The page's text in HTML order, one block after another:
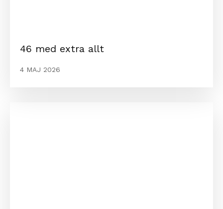
46 med extra allt
4 MAJ 2026